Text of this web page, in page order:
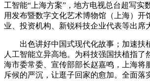
工智能“上海方案”，地方电视总台超写实
用发布暨数字文化艺术博物馆（上海）开
业、投资机构、新锐科技企业代表等出席
出色讲好中国式现代化故事；加速扶
人工智能立异高地。为科技强国扶植指了
海市委常委、宣传部部长赵嘉鸣，上海将
斥候的严沉，让逛子回家的愈加。全面落